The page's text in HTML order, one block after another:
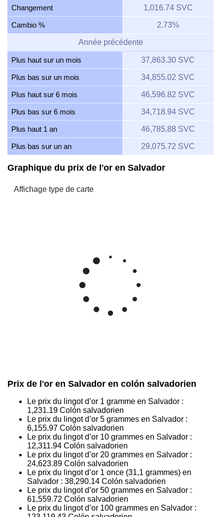
Changement 1,016.74 SVC
Cambio % 2.73%
Année précédente
Plus haut sur un mois 37,863.30 SVC
Plus bas sur un mois 34,855.02 SVC
Plus haut sur 6 mois 46,596.82 SVC
Plus bas sur 6 mois 34,718.94 SVC
Plus haut 1 an 46,785.88 SVC
Plus bas sur un an 29,075.72 SVC
Graphique du prix de l'or en Salvador
Prix de l'or en Salvador en colón salvadorien
Le prix du lingot d’or 1 gramme en Salvador :
1,231.19 Colón salvadorien
Le prix du lingot d’or 5 grammes en Salvador :
6,155.97 Colón salvadorien
Le prix du lingot d’or 10 grammes en Salvador :
12,311.94 Colón salvadorien
Le prix du lingot d’or 20 grammes en Salvador :
24,623.89 Colón salvadorien
Le prix du lingot d’or 1 once (31,1 grammes) en
Salvador : 38,290.14 Colón salvadorien
Le prix du lingot d’or 50 grammes en Salvador :
61,559.72 Colón salvadorien
Le prix du lingot d’or 100 grammes en Salvador :